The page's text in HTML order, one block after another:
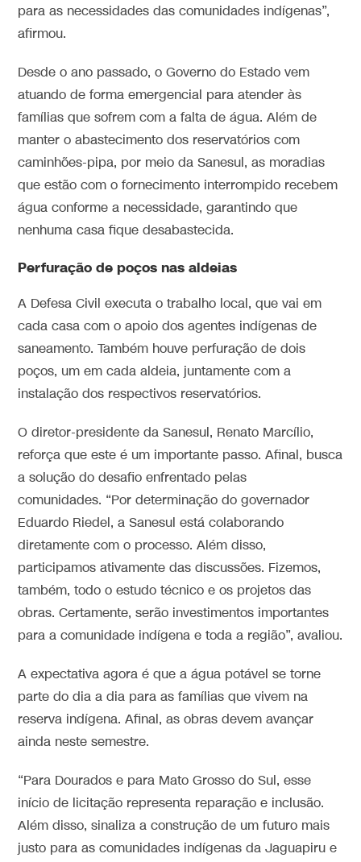
para as necessidades das comunidades indígenas”,
afirmou.
Desde o ano passado, o Governo do Estado vem
atuando de forma emergencial para atender às
famílias que sofrem com a falta de água. Além de
manter o abastecimento dos reservatórios com
caminhões-pipa, por meio da Sanesul, as moradias
que estão com o fornecimento interrompido recebem
água conforme a necessidade, garantindo que
nenhuma casa fique desabastecida.
Perfuração de poços nas aldeias
A Defesa Civil executa o trabalho local, que vai em
cada casa com o apoio dos agentes indígenas de
saneamento. Também houve perfuração de dois
poços, um em cada aldeia, juntamente com a
instalação dos respectivos reservatórios.
O diretor-presidente da Sanesul, Renato Marcílio,
reforça que este é um importante passo. Afinal, busca
a solução do desafio enfrentado pelas
comunidades. “Por determinação do governador
Eduardo Riedel, a Sanesul está colaborando
diretamente com o processo. Além disso,
participamos ativamente das discussões. Fizemos,
também, todo o estudo técnico e os projetos das
obras. Certamente, serão investimentos importantes
para a comunidade indígena e toda a região”, avaliou.
A expectativa agora é que a água potável se torne
parte do dia a dia para as famílias que vivem na
reserva indígena. Afinal, as obras devem avançar
ainda neste semestre.
“Para Dourados e para Mato Grosso do Sul, esse
início de licitação representa reparação e inclusão.
Além disso, sinaliza a construção de um futuro mais
justo para as comunidades indígenas da Jaguapiru e